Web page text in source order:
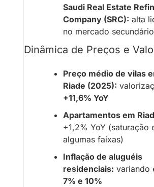
Saudi Real Estate
Company (SRC): alta
no mercado secundário
Dinâmica de Preços e
Preço médio de vilas
Riade (2025):
+11,6% YoY
Apartamentos em
+1,2% YoY (saturação
algumas faixas)
Inflação de aluguéis
residenciais:
7% e 10%